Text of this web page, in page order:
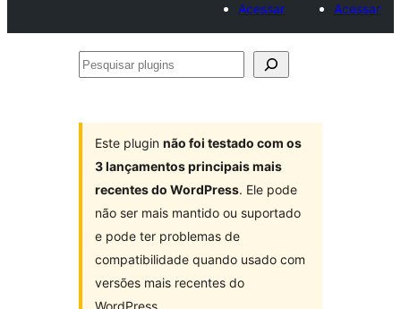
Acessar
Acessar
Pesquisar
Este plugin não foi testado com os
3 lançamentos principais mais
recentes do WordPress. Ele pode
não ser mais mantido ou suportado
e pode ter problemas de
compatibilidade quando usado com
versões mais recentes do
WordPress.